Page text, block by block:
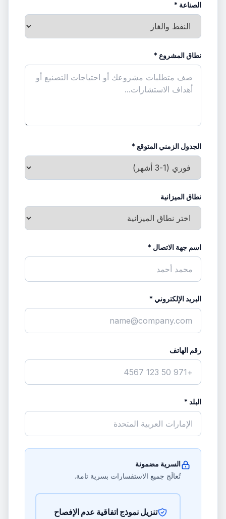
الصناعة *
نطاق المشروع *
الجدول الزمني المتوقع *
نطاق الميزانية
اسم جهة الاتصال *
البريد الإلكتروني *
رقم الهاتف
البلد *
السرية مضمونة
تُعالَج جميع الاستفسارات بسرية تامة.
تنزيل نموذج اتفاقية عدم الإفصاح